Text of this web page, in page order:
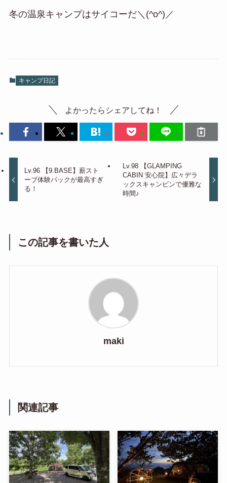
冬の温泉キャンプはサイコーだ＼(^o^)／
キャンプ日記
よかったらシェアしてね！
Lv.96 【9.BASE】薪スト
ーブ体験パックが最高すぎ
る！
Lv.98 【GLAMPING
CABIN 安心院】広々デラ
ックスキャンビンで優雅な
時間♪
この記事を書いた人
maki
関連記事